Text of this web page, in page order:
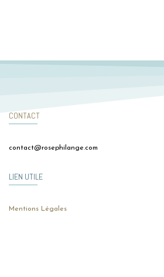
CONTACT
contact@rosephilange.com
LIEN UTILE
Mentions Légales